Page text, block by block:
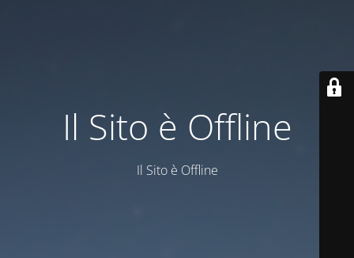
Il Sito è Offline
Il Sito è Offline